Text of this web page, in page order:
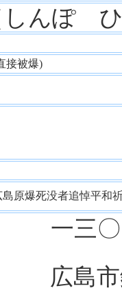
しんぽ
接被爆)
島原爆死没者追悼平
一三〇
広島市